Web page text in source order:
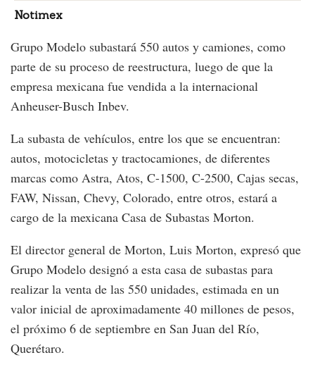
Notimex
Grupo Modelo subastará 550 autos y camiones, como
parte de su proceso de reestructura, luego de que la
empresa mexicana fue vendida a la internacional
Anheuser-Busch Inbev.
La subasta de vehículos, entre los que se encuentran:
autos, motocicletas y tractocamiones, de diferentes
marcas como Astra, Atos, C-1500, C-2500, Cajas secas,
FAW, Nissan, Chevy, Colorado, entre otros, estará a
cargo de la mexicana Casa de Subastas Morton.
El director general de Morton, Luis Morton, expresó que
Grupo Modelo designó a esta casa de subastas para
realizar la venta de las 550 unidades, estimada en un
valor inicial de aproximadamente 40 millones de pesos,
el próximo 6 de septiembre en San Juan del Río,
Querétaro.